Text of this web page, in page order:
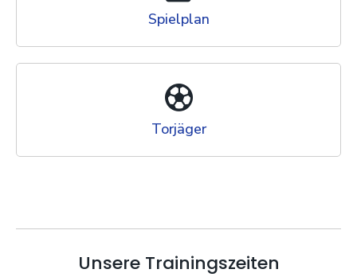
Spielplan
Torjäger
Unsere Trainingszeiten